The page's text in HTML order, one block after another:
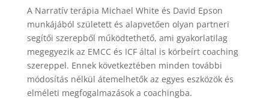
A Narratív terápia Michael White és David Epson
munkájából született és alapvetően olyan partneri
segítői szerepből működtethető, ami gyakorlatilag
megegyezik az EMCC és ICF által is körbeírt coaching
szereppel. Ennek következtében minden további
módosítás nélkül átemelhetők az egyes eszközök és
elméleti megfogalmazások a coachingba.